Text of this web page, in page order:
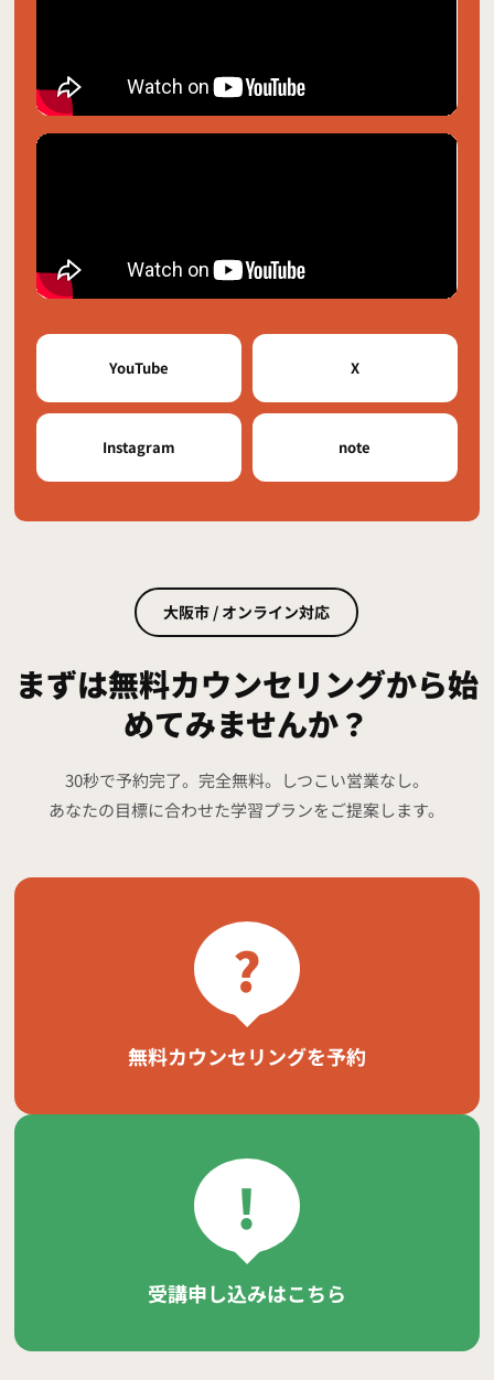
YouTube X
Instagram note
大阪市 / オンライン対応
まずは無料カウンセリングから始
めてみませんか？
30秒で予約完了。完全無料。しつこい営業なし。
あなたの目標に合わせた学習プランをご提案します。
?
無料カウンセリングを予約
!
受講申し込みはこちら